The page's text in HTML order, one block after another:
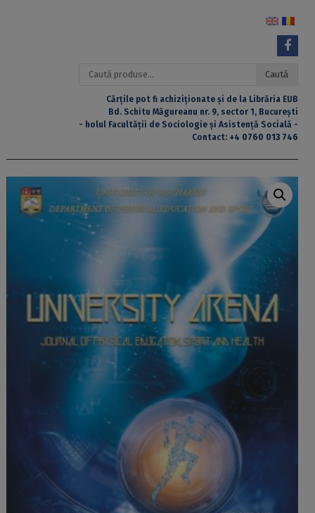
Caută
Caută
Cărțile pot fi achiziționate și de la Librăria EUB
Bd. Schitu Măgureanu nr. 9, sector 1, București
- holul Facultății de Sociologie și Asistență Socială -
Contact: +4 0760 013 746